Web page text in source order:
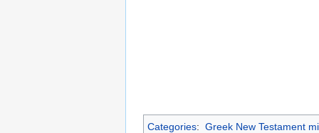
Categories: Greek New Testament